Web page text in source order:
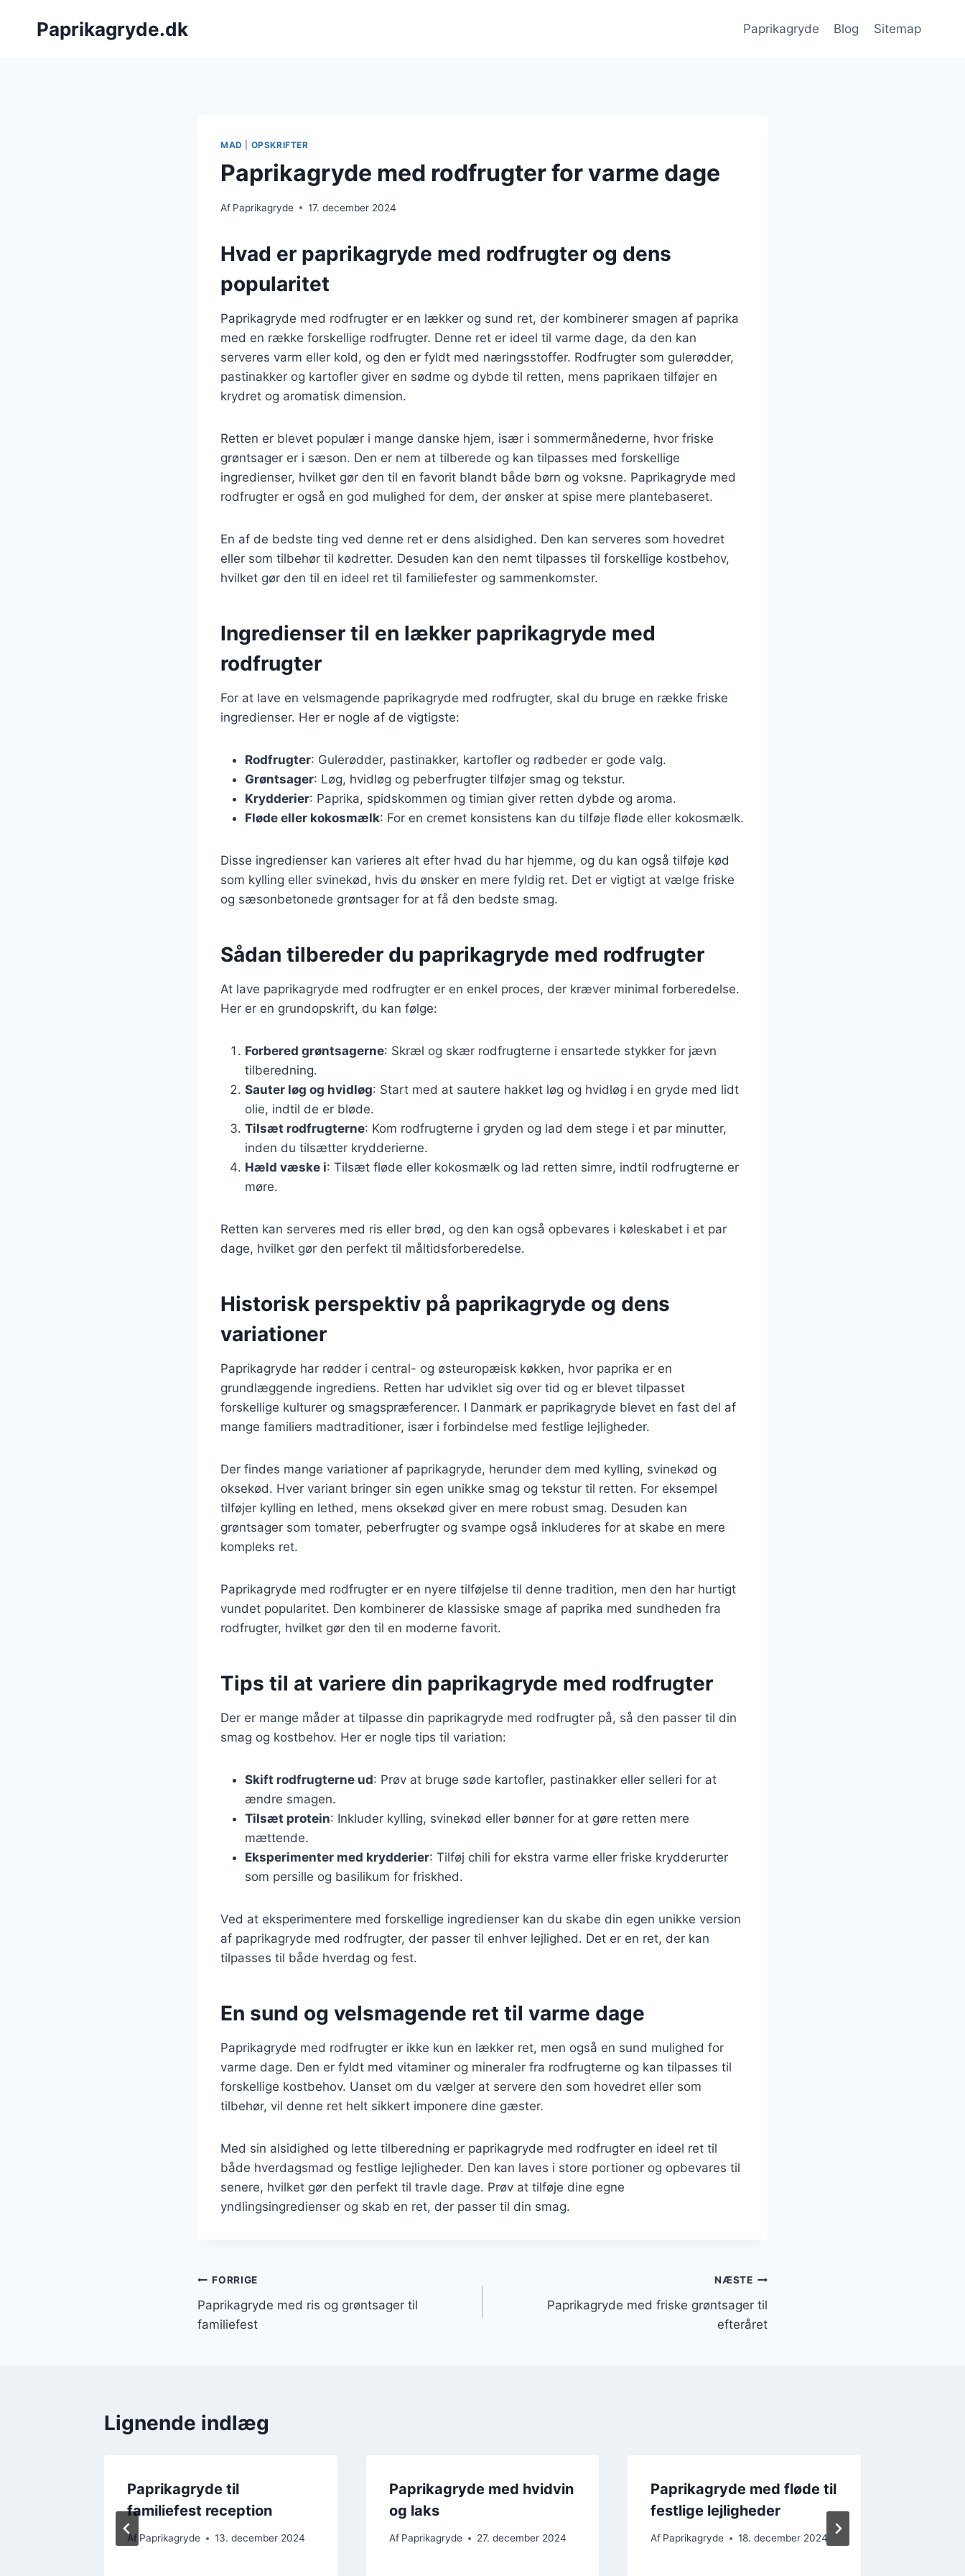
Paprikagryde.dk Paprikagryde Blog Sitemap
MAD OPSKRIFTER
Paprikagryde med rodfrugter for varme dage
Af Paprikagryde 17. december 2024
Hvad er paprikagryde med rodfrugter og dens
popularitet
Paprikagryde med rodfrugter er en lækker og sund ret, der kombinerer smagen af paprika
med en række forskellige rodfrugter. Denne ret er ideel til varme dage, da den kan
serveres varm eller kold, og den er fyldt med næringsstoffer. Rodfrugter som gulerødder,
pastinakker og kartofler giver en sødme og dybde til retten, mens paprikaen tilføjer en
krydret og aromatisk dimension.
Retten er blevet populær i mange danske hjem, især i sommermånederne, hvor friske
grøntsager er i sæson. Den er nem at tilberede og kan tilpasses med forskellige
ingredienser, hvilket gør den til en favorit blandt både børn og voksne. Paprikagryde med
rodfrugter er også en god mulighed for dem, der ønsker at spise mere plantebaseret.
En af de bedste ting ved denne ret er dens alsidighed. Den kan serveres som hovedret
eller som tilbehør til kødretter. Desuden kan den nemt tilpasses til forskellige kostbehov,
hvilket gør den til en ideel ret til familiefester og sammenkomster.
Ingredienser til en lækker paprikagryde med
rodfrugter
For at lave en velsmagende paprikagryde med rodfrugter, skal du bruge en række friske
ingredienser. Her er nogle af de vigtigste:
Rodfrugter: Gulerødder, pastinakker, kartofler og rødbeder er gode valg.
Grøntsager: Løg, hvidløg og peberfrugter tilføjer smag og tekstur.
Krydderier: Paprika, spidskommen og timian giver retten dybde og aroma.
Fløde eller kokosmælk: For en cremet konsistens kan du tilføje fløde eller kokosmælk.
Disse ingredienser kan varieres alt efter hvad du har hjemme, og du kan også tilføje kød
som kylling eller svinekød, hvis du ønsker en mere fyldig ret. Det er vigtigt at vælge friske
og sæsonbetonede grøntsager for at få den bedste smag.
Sådan tilbereder du paprikagryde med rodfrugter
At lave paprikagryde med rodfrugter er en enkel proces, der kræver minimal forberedelse.
Her er en grundopskrift, du kan følge:
Forbered grøntsagerne: Skræl og skær rodfrugterne i ensartede stykker for jævn
tilberedning.
Sauter løg og hvidløg: Start med at sautere hakket løg og hvidløg i en gryde med lidt
olie, indtil de er bløde.
Tilsæt rodfrugterne: Kom rodfrugterne i gryden og lad dem stege i et par minutter,
inden du tilsætter krydderierne.
Hæld væske i: Tilsæt fløde eller kokosmælk og lad retten simre, indtil rodfrugterne er
møre.
Retten kan serveres med ris eller brød, og den kan også opbevares i køleskabet i et par
dage, hvilket gør den perfekt til måltidsforberedelse.
Historisk perspektiv på paprikagryde og dens
variationer
Paprikagryde har rødder i central- og østeuropæisk køkken, hvor paprika er en
grundlæggende ingrediens. Retten har udviklet sig over tid og er blevet tilpasset
forskellige kulturer og smagspræferencer. I Danmark er paprikagryde blevet en fast del af
mange familiers madtraditioner, især i forbindelse med festlige lejligheder.
Der findes mange variationer af paprikagryde, herunder dem med kylling, svinekød og
oksekød. Hver variant bringer sin egen unikke smag og tekstur til retten. For eksempel
tilføjer kylling en lethed, mens oksekød giver en mere robust smag. Desuden kan
grøntsager som tomater, peberfrugter og svampe også inkluderes for at skabe en mere
kompleks ret.
Paprikagryde med rodfrugter er en nyere tilføjelse til denne tradition, men den har hurtigt
vundet popularitet. Den kombinerer de klassiske smage af paprika med sundheden fra
rodfrugter, hvilket gør den til en moderne favorit.
Tips til at variere din paprikagryde med rodfrugter
Der er mange måder at tilpasse din paprikagryde med rodfrugter på, så den passer til din
smag og kostbehov. Her er nogle tips til variation:
Skift rodfrugterne ud: Prøv at bruge søde kartofler, pastinakker eller selleri for at
ændre smagen.
Tilsæt protein: Inkluder kylling, svinekød eller bønner for at gøre retten mere
mættende.
Eksperimenter med krydderier: Tilføj chili for ekstra varme eller friske krydderurter
som persille og basilikum for friskhed.
Ved at eksperimentere med forskellige ingredienser kan du skabe din egen unikke version
af paprikagryde med rodfrugter, der passer til enhver lejlighed. Det er en ret, der kan
tilpasses til både hverdag og fest.
En sund og velsmagende ret til varme dage
Paprikagryde med rodfrugter er ikke kun en lækker ret, men også en sund mulighed for
varme dage. Den er fyldt med vitaminer og mineraler fra rodfrugterne og kan tilpasses til
forskellige kostbehov. Uanset om du vælger at servere den som hovedret eller som
tilbehør, vil denne ret helt sikkert imponere dine gæster.
Med sin alsidighed og lette tilberedning er paprikagryde med rodfrugter en ideel ret til
både hverdagsmad og festlige lejligheder. Den kan laves i store portioner og opbevares til
senere, hvilket gør den perfekt til travle dage. Prøv at tilføje dine egne
yndlingsingredienser og skab en ret, der passer til din smag.
Indlægsnavigation
FORRIGE
Paprikagryde med ris og grøntsager til
familiefest
NÆSTE
Paprikagryde med friske grøntsager til
efteråret
Lignende indlæg
Paprikagryde til
familiefest reception
Af Paprikagryde 13. december 2024
Paprikagryde med hvidvin
og laks
Af Paprikagryde 27. december 2024
Paprikagryde med fløde til
festlige lejligheder
Af Paprikagryde 18. december 2024